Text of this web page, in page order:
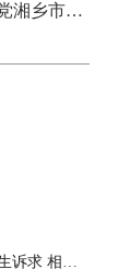
中国共产党湘乡市第九次代表大会胜利闭幕
【融媒帮帮团】帮帮团办结图书馆民生诉求 相关部门迅速行动 改善市民阅读环境